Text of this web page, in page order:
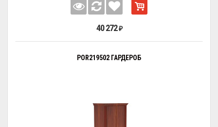
40 272 ₽
POR219502 ГАРДЕРОБ